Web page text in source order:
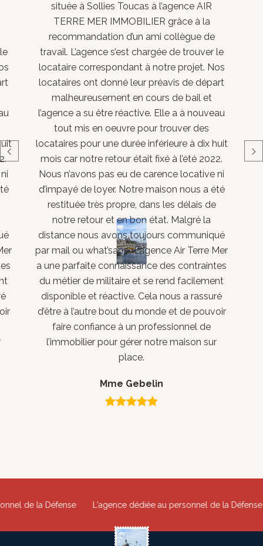
située à Sollies Toucas à l’agence AIR
TERRE MER IMMOBILIER grâce à la
recommandation d’un ami collègue de
travail. L’agence s’est chargée de trouver le
locataire correspondant à notre projet. Nos
locataires ont donné leur préavis de départ
malheureusement en cours de bail et
l’agence a su être réactive. Elle a à nouveau
tout mis en oeuvre pour trouver des
locataires pour une durée inférieure à dix huit
mois car notre retour était fixé à l’été 2022.
Nous n’avons pas eu de carence locative ni
d’impayé de loyer. Notre maison nous a été
restituée très propre, dans les délais de
notre retour et en bon état. Malgré la
distance nous avons toujours communiqué
par mail ou what’sapp. L’agence Air Terre Mer
a une parfaite connaissance des contraintes
du métier de militaire et se rend facilement
disponible et réactive. Cela nous a rassuré
d’être à l’autre bout du monde et de pouvoir
faire confiance à un professionnel de
l’immobilier pour gérer notre maison sur
place.
Mme Gebelin
de la Défense L'agence dédiée au personnel de la Défense